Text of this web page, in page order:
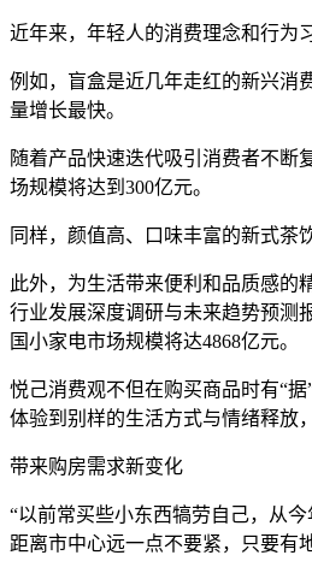
近年来，年轻人的消费理念和行为
例如，盲盒是近几年走红的新兴消
量增长最快。
随着产品快速迭代吸引消费者不断
场规模将达到300亿元。
同样，颜值高、口味丰富的新式茶
此外，为生活带来便利和品质感的
行业发展深度调研与未来趋势预测
国小家电市场规模将达4868亿元。
悦己消费观不但在购买商品时有“
体验到别样的生活方式与情绪释放
带来购房需求新变化
“以前常买些小东西犒劳自己，从
距离市中心远一点不要紧，只要有